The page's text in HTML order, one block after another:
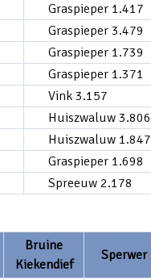
Graspieper 1.417
Graspieper 3.479
Graspieper 1.739
Graspieper 1.371
Vink 3.157
Huiszwaluw 3.806
Huiszwaluw 1.847
Graspieper 1.698
Spreeuw 2.178
Bruine
Kiekendief
Sperwer